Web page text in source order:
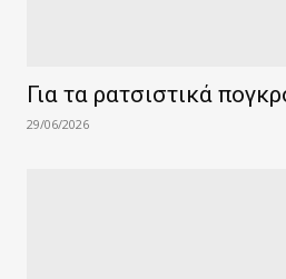
Για τα ρατσιστικά
29/06/2026